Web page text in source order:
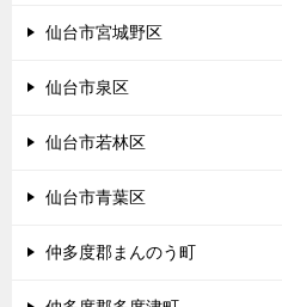
仙台市宮城野区
仙台市泉区
仙台市若林区
仙台市青葉区
仲多度郡まんのう町